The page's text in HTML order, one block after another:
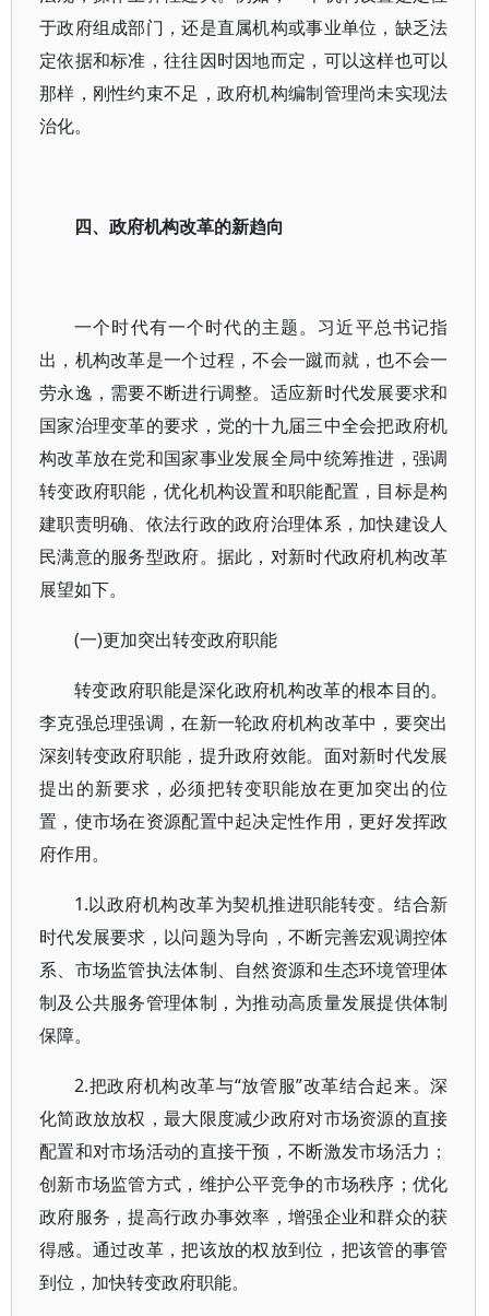
于政府组成部门，还是直属机构或事业单位，缺乏法
定依据和标准，往往因时因地而定，可以这样也可以
那样，刚性约束不足，政府机构编制管理尚未实现法
治化。
四、政府机构改革的新趋向
一个时代有一个时代的主题。习近平总书记指
出，机构改革是一个过程，不会一蹴而就，也不会一
劳永逸，需要不断进行调整。适应新时代发展要求和
国家治理变革的要求，党的十九届三中全会把政府机
构改革放在党和国家事业发展全局中统筹推进，强调
转变政府职能，优化机构设置和职能配置，目标是构
建职责明确、依法行政的政府治理体系，加快建设人
民满意的服务型政府。据此，对新时代政府机构改革
展望如下。
(一)更加突出转变政府职能
转变政府职能是深化政府机构改革的根本目的。
李克强总理强调，在新一轮政府机构改革中，要突出
深刻转变政府职能，提升政府效能。面对新时代发展
提出的新要求，必须把转变职能放在更加突出的位
置，使市场在资源配置中起决定性作用，更好发挥政
府作用。
1.以政府机构改革为契机推进职能转变。结合新
时代发展要求，以问题为导向，不断完善宏观调控体
系、市场监管执法体制、自然资源和生态环境管理体
制及公共服务管理体制，为推动高质量发展提供体制
保障。
2.把政府机构改革与“放管服”改革结合起来。深
化简政放放权，最大限度减少政府对市场资源的直接
配置和对市场活动的直接干预，不断激发市场活力；
创新市场监管方式，维护公平竞争的市场秩序；优化
政府服务，提高行政办事效率，增强企业和群众的获
得感。通过改革，把该放的权放到位，把该管的事管
到位，加快转变政府职能。